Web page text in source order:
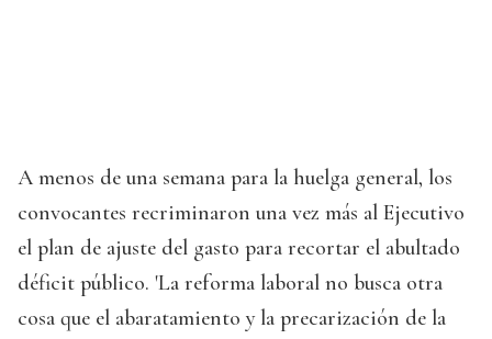
A menos de una semana para la huelga general, los
convocantes recriminaron una vez más al Ejecutivo
el plan de ajuste del gasto para recortar el abultado
déficit público. 'La reforma laboral no busca otra
cosa que el abaratamiento y la precarización de la